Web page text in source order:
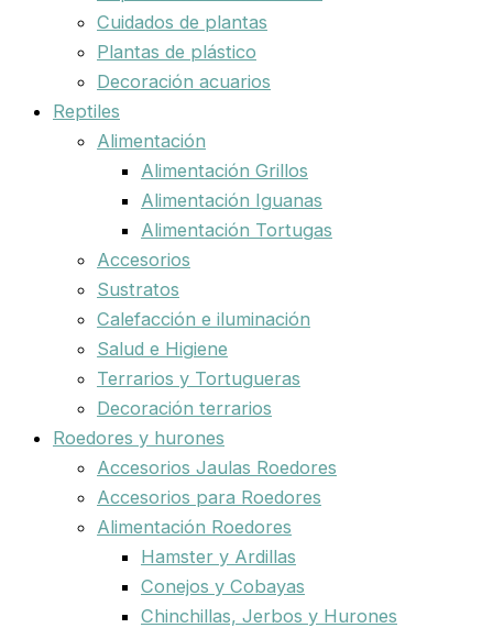
Cuidados de plantas
Plantas de plástico
Decoración acuarios
Reptiles
Alimentación
Alimentación Grillos
Alimentación Iguanas
Alimentación Tortugas
Accesorios
Sustratos
Calefacción e iluminación
Salud e Higiene
Terrarios y Tortugueras
Decoración terrarios
Roedores y hurones
Accesorios Jaulas Roedores
Accesorios para Roedores
Alimentación Roedores
Hamster y Ardillas
Conejos y Cobayas
Chinchillas, Jerbos y Hurones